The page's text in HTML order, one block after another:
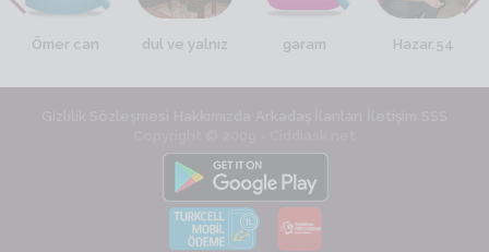
Ömer can dul ve yalnız garam Hazar.54